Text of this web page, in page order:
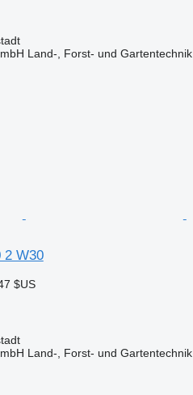
Land-, Forst- und Gartentechnik
2 W30
$US
Land-, Forst- und Gartentechnik